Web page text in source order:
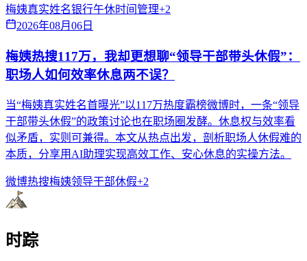
梅姨真实姓名银行午休时间管理+2
2026年08月06日
梅姨热搜117万，我却更想聊“领导干部带头休假”：
职场人如何效率休息两不误？
当“梅姨真实姓名首曝光”以117万热度霸榜微博时，一条“领导
干部带头休假”的政策讨论也在职场圈发酵。休息权与效率看
似矛盾，实则可兼得。本文从热点出发，剖析职场人休假难的
本质，分享用AI助理实现高效工作、安心休息的实操方法。
微博热搜梅姨领导干部休假+2
时踪